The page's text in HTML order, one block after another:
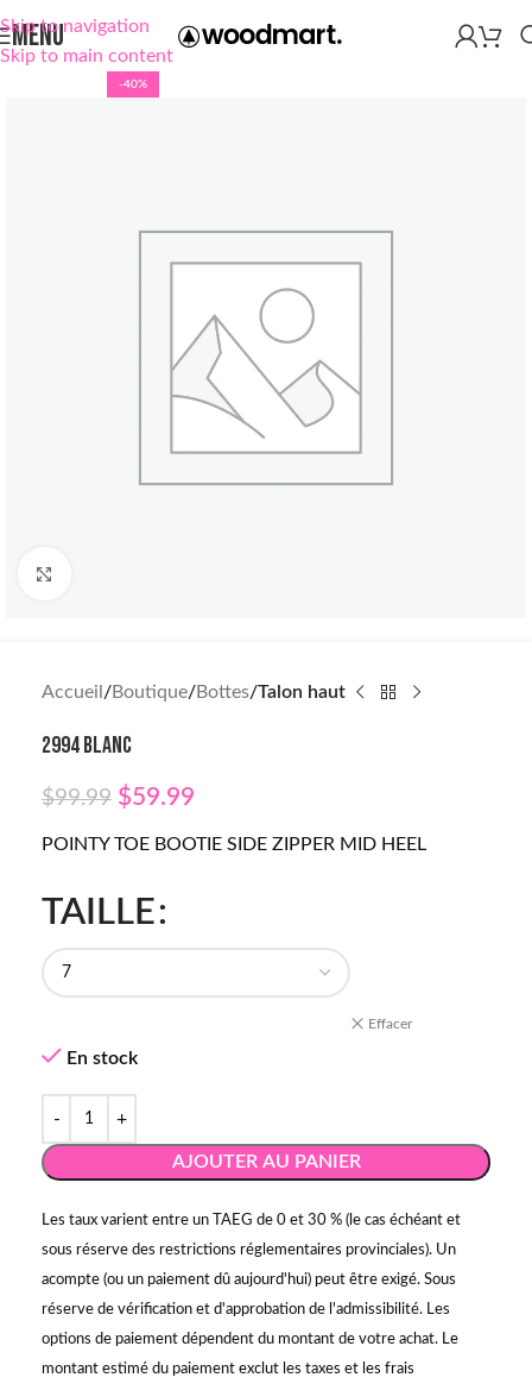
Skip to navigation
Skip to main content
MENU
-40%
Accueil Boutique Bottes Talon haut
2994 BLANC
$99.99 $59.99
POINTY TOE BOOTIE SIDE ZIPPER MID HEEL
TAILLE
Effacer
En stock
AJOUTER AU PANIER
Les taux varient entre un TAEG de 0 et 30 % (le cas échéant et
sous réserve des restrictions réglementaires provinciales). Un
acompte (ou un paiement dû aujourd'hui) peut être exigé. Sous
réserve de vérification et d'approbation de l'admissibilité. Les
options de paiement dépendent du montant de votre achat. Le
montant estimé du paiement exclut les taxes et les frais